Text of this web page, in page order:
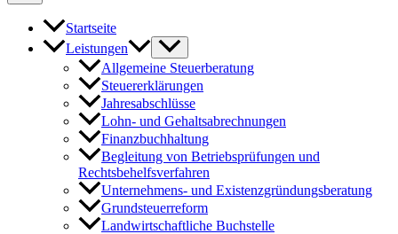
Startseite
Leistungen
Allgemeine Steuerberatung
Steuererklärungen
Jahresabschlüsse
Lohn- und Gehaltsabrechnungen
Finanzbuchhaltung
Begleitung von Betriebsprüfungen und
Rechtsbehelfsverfahren
Unternehmens- und Existenzgründungsberatung
Grundsteuerreform
Landwirtschaftliche Buchstelle